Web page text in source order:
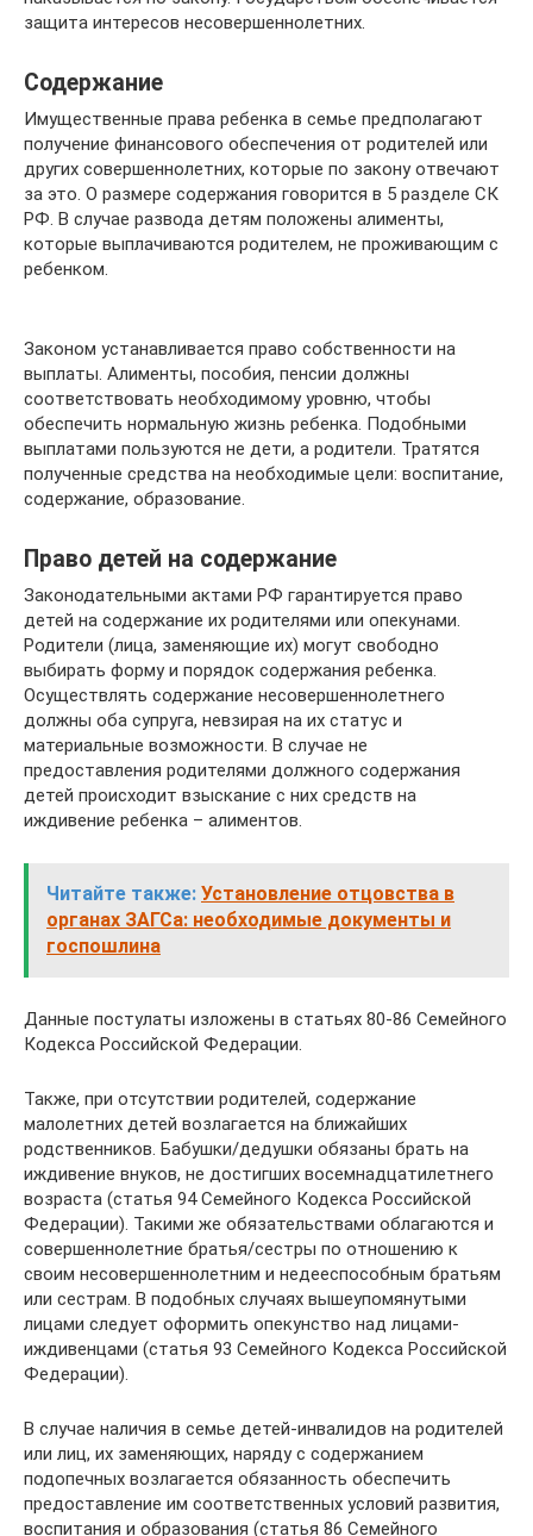
защита интересов несовершеннолетних.
Содержание
Имущественные права ребенка в семье предполагают
получение финансового обеспечения от родителей или
других совершеннолетних, которые по закону отвечают
за это. О размере содержания говорится в 5 разделе СК
РФ. В случае развода детям положены алименты,
которые выплачиваются родителем, не проживающим с
ребенком.
Законом устанавливается право собственности на
выплаты. Алименты, пособия, пенсии должны
соответствовать необходимому уровню, чтобы
обеспечить нормальную жизнь ребенка. Подобными
выплатами пользуются не дети, а родители. Тратятся
полученные средства на необходимые цели: воспитание,
содержание, образование.
Право детей на содержание
Законодательными актами РФ гарантируется право
детей на содержание их родителями или опекунами.
Родители (лица, заменяющие их) могут свободно
выбирать форму и порядок содержания ребенка.
Осуществлять содержание несовершеннолетнего
должны оба супруга, невзирая на их статус и
материальные возможности. В случае не
предоставления родителями должного содержания
детей происходит взыскание с них средств на
иждивение ребенка – алиментов.
Читайте также: Установление отцовства в
органах ЗАГСа: необходимые документы и
госпошлина
Данные постулаты изложены в статьях 80-86 Семейного
Кодекса Российской Федерации.
Также, при отсутствии родителей, содержание
малолетних детей возлагается на ближайших
родственников. Бабушки/дедушки обязаны брать на
иждивение внуков, не достигших восемнадцатилетнего
возраста (статья 94 Семейного Кодекса Российской
Федерации). Такими же обязательствами облагаются и
совершеннолетние братья/сестры по отношению к
своим несовершеннолетним и недееспособным братьям
или сестрам. В подобных случаях вышеупомянутыми
лицами следует оформить опекунство над лицами-
иждивенцами (статья 93 Семейного Кодекса Российской
Федерации).
В случае наличия в семье детей-инвалидов на родителей
или лиц, их заменяющих, наряду с содержанием
подопечных возлагается обязанность обеспечить
предоставление им соответственных условий развития,
воспитания и образования (статья 86 Семейного